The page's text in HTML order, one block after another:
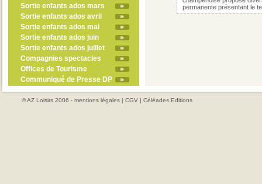
Sortie enfants ados mars
Sortie enfants ados avril
Sortie enfants ados mai
Sortie enfants ados juin
Sortie enfants ados juillet
Compagnies spectacles
Offices de Tourisme
Communiqué de Presse DP
permanente présentant le
© AZ Loisirs 2006 - mentions légales | CGV | Céléades Editions